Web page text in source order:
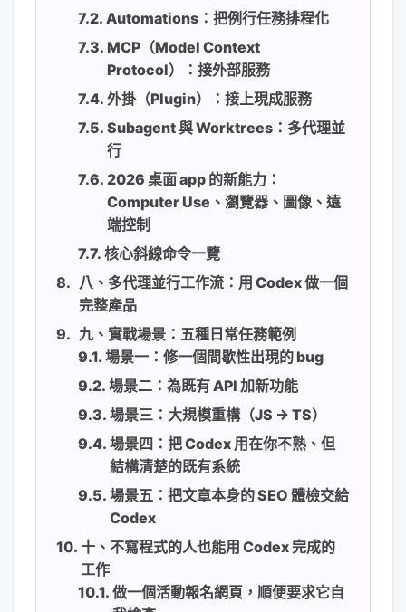
Automations：把例行任務排程化
MCP（Model Context
Protocol）：接外部服務
外掛（Plugin）：接上現成服務
Subagent 與 Worktrees：多代理並
行
2026 桌面 app 的新能力：
Computer Use、瀏覽器、圖像、遠
端控制
核心斜線命令一覽
八、多代理並行工作流：用 Codex 做一個
完整產品
九、實戰場景：五種日常任務範例
場景一：修一個間歇性出現的 bug
場景二：為既有 API 加新功能
場景三：大規模重構（JS → TS）
場景四：把 Codex 用在你不熟、但
結構清楚的既有系統
場景五：把文章本身的 SEO 體檢交給
Codex
十、不寫程式的人也能用 Codex 完成的
工作
做一個活動報名網頁，順便要求它自